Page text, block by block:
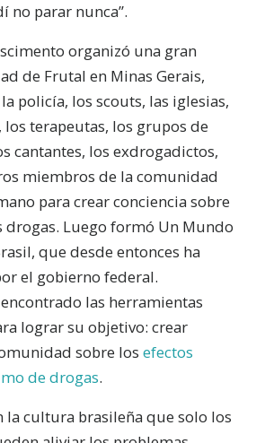
no parar nunca”.
organizó una gran
de Frutal en Minas Gerais,
policía, los scouts, las iglesias,
los terapeutas, los grupos de
cantantes, los exdrogadictos,
miembros de la comunidad
para crear conciencia sobre
drogas. Luego formó Un Mundo
que desde entonces ha
el gobierno federal.
las herramientas
lograr su objetivo: crear
sobre los efectos
de drogas.
la cultura brasileña que solo los